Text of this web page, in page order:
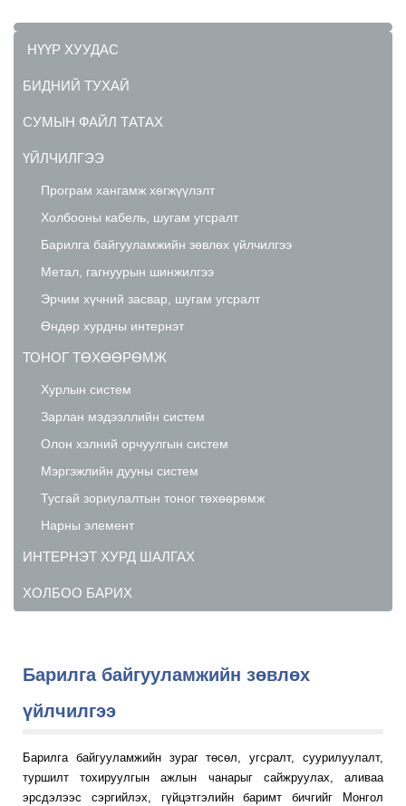
НҮҮР ХУУДАС
БИДНИЙ ТУХАЙ
СУМЫН ФАЙЛ ТАТАХ
ҮЙЛЧИЛГЭЭ
Програм хангамж хөгжүүлэлт
Холбооны кабель, шугам угсралт
Барилга байгууламжийн зөвлөх үйлчилгээ
Метал, гагнуурын шинжилгээ
Эрчим хүчний засвар, шугам угсралт
Өндөр хурдны интернэт
ТОНОГ ТӨХӨӨРӨМЖ
Хурлын систем
Зарлан мэдээллийн систем
Олон хэлний орчуулгын систем
Мэргэжлийн дууны систем
Тусгай зориулалтын тоног төхөөрөмж
Нарны элемент
ИНТЕРНЭТ ХУРД ШАЛГАХ
ХОЛБОО БАРИХ
Барилга байгууламжийн зөвлөх
үйлчилгээ
Барилга байгууламжийн зураг төсөл, угсралт, суурилуулалт,
туршилт тохируулгын ажлын чанарыг сайжруулах, аливаа
эрсдэлээс сэргийлэх, гүйцэтгэлийн баримт бичгийг Монгол